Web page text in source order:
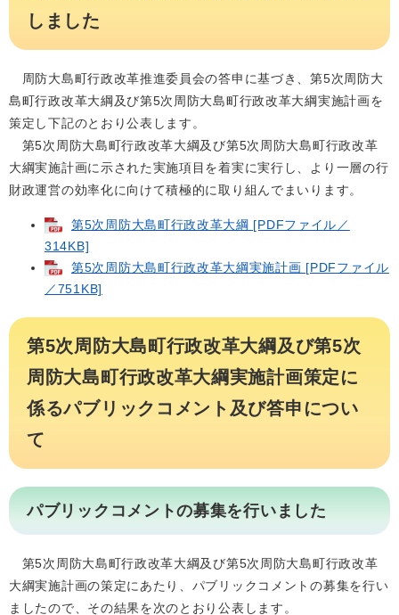
しました
周防大島町行政改革推進委員会の答申に基づき、第5次周防大
島町行政改革大綱及び第5次周防大島町行政改革大綱実施計画を
策定し下記のとおり公表します。
第5次周防大島町行政改革大綱及び第5次周防大島町行政改革
大綱実施計画に示された実施項目を着実に実行し、より一層の行
財政運営の効率化に向けて積極的に取り組んでまいります。
第5次周防大島町行政改革大綱 [PDFファイル／
314KB]
第5次周防大島町行政改革大綱実施計画 [PDFファイル
／751KB]
第5次周防大島町行政改革大綱及び第5次
周防大島町行政改革大綱実施計画策定に
係るパブリックコメント及び答申につい
て
パブリックコメントの募集を行いました
第5次周防大島町行政改革大綱及び第5次周防大島町行政改革
大綱実施計画の策定にあたり、パブリックコメントの募集を行い
ましたので、その結果を次のとおり公表します。